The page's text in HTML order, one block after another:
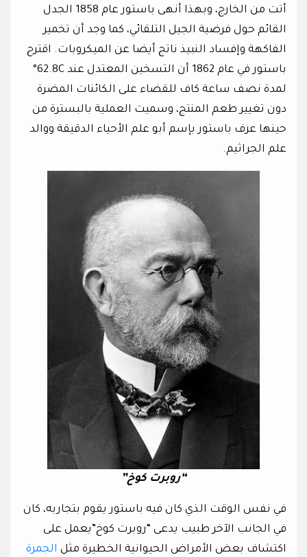
أتت من الخارج، وبهذا أنهى باستور عام 1858 الجدل
القائم حول فرضية الجيل التلقائي، كما وجد أن تخمير
الفاكهة وإفساد النبيذ ناتج أيضا عن الميكروبات. اقترح
باستور في عام 1862 أن التسخين المعتدل عند 62.8C°
لمدة نصف ساعة كاف للقضاء على الكائنات المضرة
دون تغيير طعم المنتج، وسميت العملية بالبسترة من
حينها عرف باستور بإسم أبو علم الأحياء الدقيقة ووالد
علم الجراثيم.
“روبرت كوخ”
في نفس الوقت الذي كان فيه باستور يقوم بتجاربه، كان
في الجانب الآخر طبيب يدعى “روبرت كوخ”يعمل على
اكتشاف بعض الأمراض الحيوانية الخطيرة مثل الجمرة